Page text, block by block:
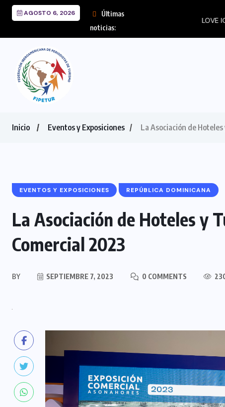
AGOSTO 6, 2026
Últimas
noticias:
LOVE IGUASSU
Inicio Eventos y Exposiciones La Asociación de
EVENTOS Y EXPOSICIONES REPÚBLICA DOMINICANA
La Asociación de Hoteles y
Comercial 2023
BY SEPTIEMBRE 7, 2023 0 COMMENTS